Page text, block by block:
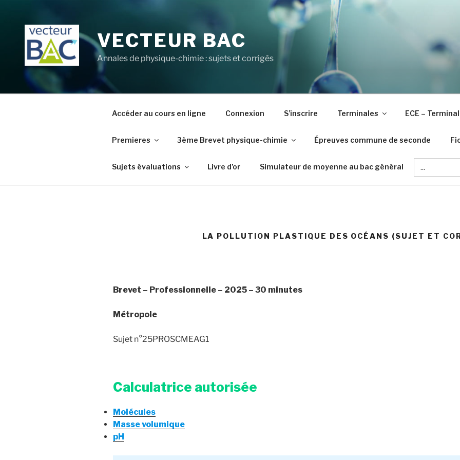
contenu
principal
VECTEUR BAC
Annales de physique-chimie : sujets et corrigés
Accéder au cours en ligne Connexion S’inscrire Terminales ECE –
Premieres 3ème Brevet physique-chimie Épreuves commune de seconde
Sujets évaluations Livre d’or Simulateur de moyenne au bac général
Search
for:
LA POLLUTION PLASTIQUE DES OCÉANS (SUJET ET
Brevet – Professionnelle – 2025 – 30 minutes
Métropole
Sujet n°25PROSCMEAG1
Calculatrice autorisée
Molécules
Masse volumique
pH